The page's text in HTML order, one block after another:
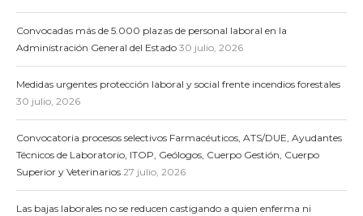
Convocadas más de 5.000 plazas de personal laboral en la
Administración General del Estado 30 julio, 2026
Medidas urgentes protección laboral y social frente incendios forestales
30 julio, 2026
Convocatoria procesos selectivos Farmacéuticos, ATS/DUE, Ayudantes
Técnicos de Laboratorio, ITOP, Geólogos, Cuerpo Gestión, Cuerpo
Superior y Veterinarios 27 julio, 2026
Las bajas laborales no se reducen castigando a quien enferma ni